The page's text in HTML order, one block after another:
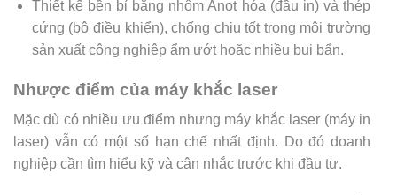
Thiết kế bền bỉ bằng nhôm Anot hóa (đầu in) và thép
cứng (bộ điều khiển), chống chịu tốt trong môi trường
sản xuất công nghiệp ẩm ướt hoặc nhiều bụi bẩn.
Nhược điểm của máy khắc laser
Mặc dù có nhiều ưu điểm nhưng máy khắc laser (máy in
laser) vẫn có một số hạn chế nhất định. Do đó doanh
nghiệp cần tìm hiểu kỹ và cân nhắc trước khi đầu tư.